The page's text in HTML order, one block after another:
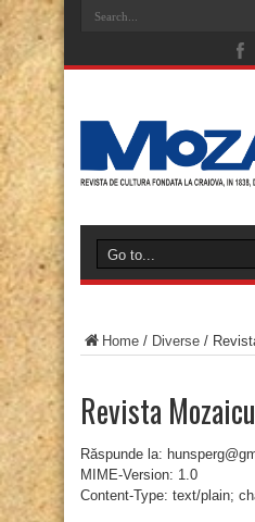
Home / Diverse /
Revista
Răspunde la:
MIME-Version: 1.0
Content-Type: text/plain;